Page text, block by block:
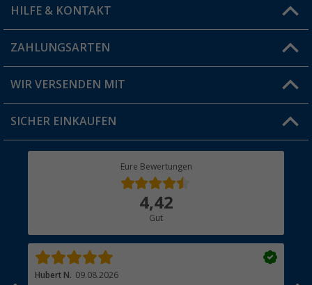
Vorteilskarte
Blog
Jobs & Karriere
HILFE & KONTAKT
FAQ & Kontakt
Versandinformationen
Rücksendung
ZAHLUNGSARTEN
WIR VERSENDEN MIT
SICHER EINKAUFEN
Eure Bewertungen
4,42
Gut
Hubert N. 09.08.2026